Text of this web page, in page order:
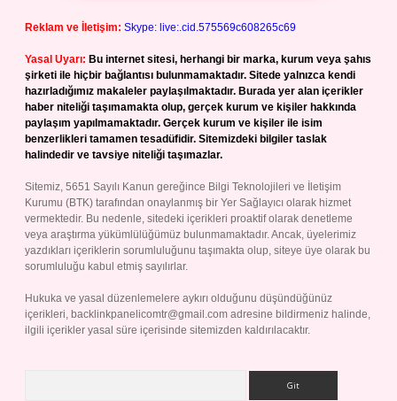
Reklam ve İletişim: Skype: live:.cid.575569c608265c69
Yasal Uyarı: Bu internet sitesi, herhangi bir marka, kurum veya şahıs
şirketi ile hiçbir bağlantısı bulunmamaktadır. Sitede yalnızca kendi
hazırladığımız makaleler paylaşılmaktadır. Burada yer alan içerikler
haber niteliği taşımamakta olup, gerçek kurum ve kişiler hakkında
paylaşım yapılmamaktadır. Gerçek kurum ve kişiler ile isim
benzerlikleri tamamen tesadüfidir. Sitemizdeki bilgiler taslak
halindedir ve tavsiye niteliği taşımazlar.
Sitemiz, 5651 Sayılı Kanun gereğince Bilgi Teknolojileri ve İletişim
Kurumu (BTK) tarafından onaylanmış bir Yer Sağlayıcı olarak hizmet
vermektedir. Bu nedenle, sitedeki içerikleri proaktif olarak denetleme
veya araştırma yükümlülüğümüz bulunmamaktadır. Ancak, üyelerimiz
yazdıkları içeriklerin sorumluluğunu taşımakta olup, siteye üye olarak bu
sorumluluğu kabul etmiş sayılırlar.
Hukuka ve yasal düzenlemelere aykırı olduğunu düşündüğünüz
içerikleri, backlinkpanelicomtr@gmail.com adresine bildirmeniz halinde,
ilgili içerikler yasal süre içerisinde sitemizden kaldırılacaktır.